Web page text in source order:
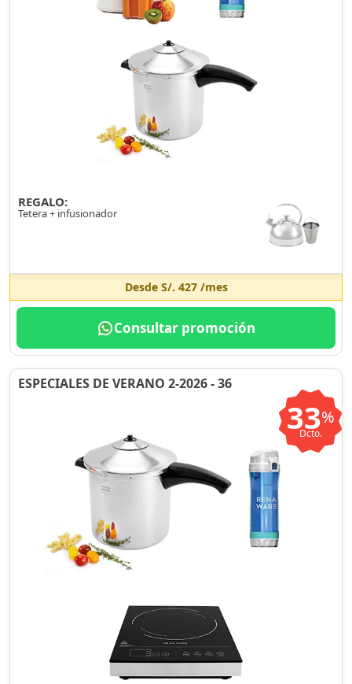
REGALO:
Tetera + infusionador
Desde S/. 427/mes
Consultar promoción
ESPECIALES DE VERANO 2-2026 - 36
33%
Dcto.